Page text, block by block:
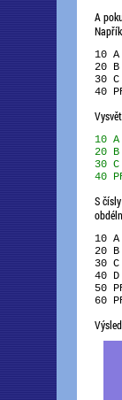
A
10
20
30
10
20
30
S
10
20
30
40
50